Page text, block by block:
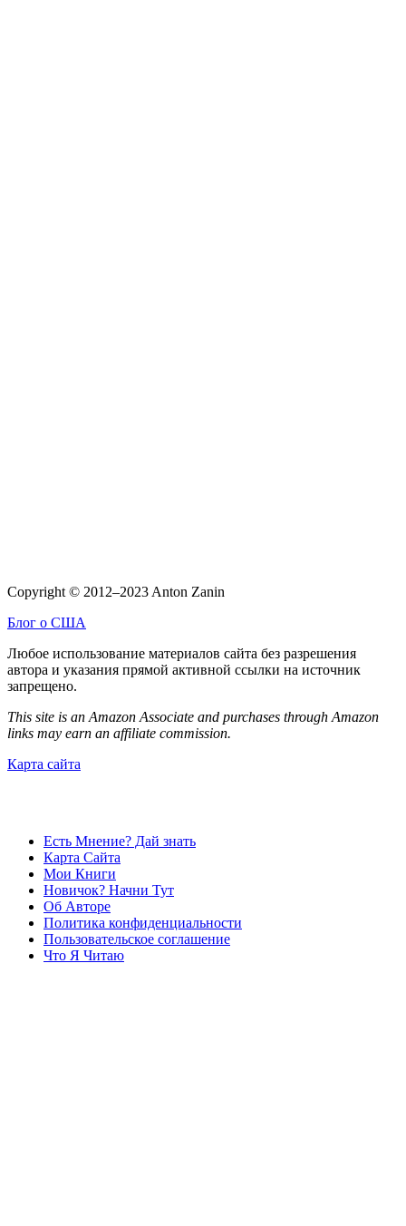
Copyright © 2012–2023 Anton Zanin
Блог о США
Любое использование материалов сайта без разрешения
автора и указания прямой активной ссылки на источник
запрещено.
This site is an Amazon Associate and purchases through Amazon
links may earn an affiliate commission.
Карта сайта
Есть Мнение? Дай знать
Карта Сайта
Мои Книги
Новичок? Начни Тут
Об Авторе
Политика конфиденциальности
Пользовательское соглашение
Что Я Читаю